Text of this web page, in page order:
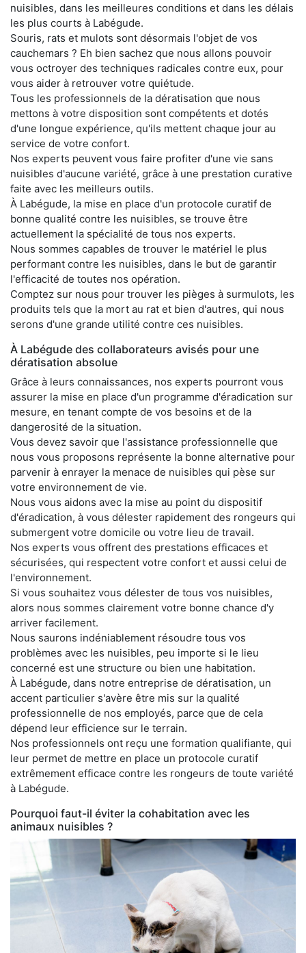
nuisibles, dans les meilleures conditions et dans les délais
les plus courts à Labégude.
Souris, rats et mulots sont désormais l'objet de vos
cauchemars ? Eh bien sachez que nous allons pouvoir
vous octroyer des techniques radicales contre eux, pour
vous aider à retrouver votre quiétude.
Tous les professionnels de la dératisation que nous
mettons à votre disposition sont compétents et dotés
d'une longue expérience, qu'ils mettent chaque jour au
service de votre confort.
Nos experts peuvent vous faire profiter d'une vie sans
nuisibles d'aucune variété, grâce à une prestation curative
faite avec les meilleurs outils.
À Labégude, la mise en place d'un protocole curatif de
bonne qualité contre les nuisibles, se trouve être
actuellement la spécialité de tous nos experts.
Nous sommes capables de trouver le matériel le plus
performant contre les nuisibles, dans le but de garantir
l'efficacité de toutes nos opération.
Comptez sur nous pour trouver les pièges à surmulots, les
produits tels que la mort au rat et bien d'autres, qui nous
serons d'une grande utilité contre ces nuisibles.
À Labégude des collaborateurs avisés pour une
dératisation absolue
Grâce à leurs connaissances, nos experts pourront vous
assurer la mise en place d'un programme d'éradication sur
mesure, en tenant compte de vos besoins et de la
dangerosité de la situation.
Vous devez savoir que l'assistance professionnelle que
nous vous proposons représente la bonne alternative pour
parvenir à enrayer la menace de nuisibles qui pèse sur
votre environnement de vie.
Nous vous aidons avec la mise au point du dispositif
d'éradication, à vous délester rapidement des rongeurs qui
submergent votre domicile ou votre lieu de travail.
Nos experts vous offrent des prestations efficaces et
sécurisées, qui respectent votre confort et aussi celui de
l'environnement.
Si vous souhaitez vous délester de tous vos nuisibles,
alors nous sommes clairement votre bonne chance d'y
arriver facilement.
Nous saurons indéniablement résoudre tous vos
problèmes avec les nuisibles, peu importe si le lieu
concerné est une structure ou bien une habitation.
À Labégude, dans notre entreprise de dératisation, un
accent particulier s'avère être mis sur la qualité
professionnelle de nos employés, parce que de cela
dépend leur efficience sur le terrain.
Nos professionnels ont reçu une formation qualifiante, qui
leur permet de mettre en place un protocole curatif
extrêmement efficace contre les rongeurs de toute variété
à Labégude.
Pourquoi faut-il éviter la cohabitation avec les
animaux nuisibles ?